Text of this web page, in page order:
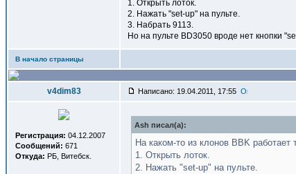
1. Открыть лоток.
2. Нажать "set-up" на пульте.
3. Набрать 9113.
Но на пульте BD3050 вроде нет кнопки
В начало страницы
v4dim83 Написано: 19.04.2011, 17:55
Регистрация: 04.12.2007
Сообщений: 671
Откуда: РБ, Витебск.
Ash писал(a):
На каком-то из клонов BBK работает
1. Открыть лоток.
2. Нажать "set-up" на пульте.